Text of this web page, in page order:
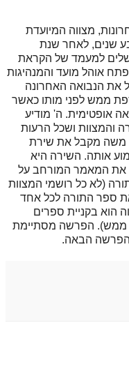
מצווה המיועדת
שנים, לאחר שנת
למעמד של הקראת
אוהל מועד והמנהיגות
את הנבואה האחרונה
ממש לפני מותו כאשר
אופטימית. ה' מודיע
והמצוות ושכל הרעות
משה מקבל את שירת
אותה. השירה היא
את המאמר המורחב על
(לא כל רושמי המצוות
ספר התורה לכל אחד
הוא בקניית ספרים
ממש). הפרשה מסתיימת
הפרשה הבאה.